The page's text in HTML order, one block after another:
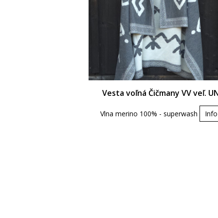
Vesta voľná Čičmany VV veľ.
Vlna merino 100% - superwash Info